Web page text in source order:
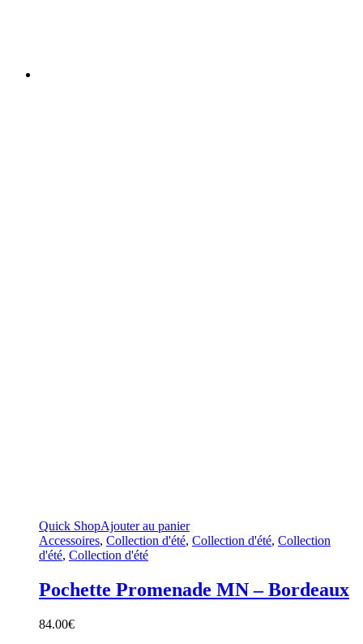
Quick ShopAjouter au panier
Accessoires, Collection d'été, Collection d'été, Collection
d'été, Collection d'été
Pochette Promenade MN – Bordeaux
84.00€